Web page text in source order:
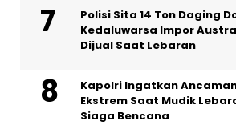
Polisi Sita 14 Ton Daging
Kedaluwarsa Impor
Dijual Saat Lebaran
Kapolri Ingatkan
Ekstrem Saat Mudik
Siaga Bencana